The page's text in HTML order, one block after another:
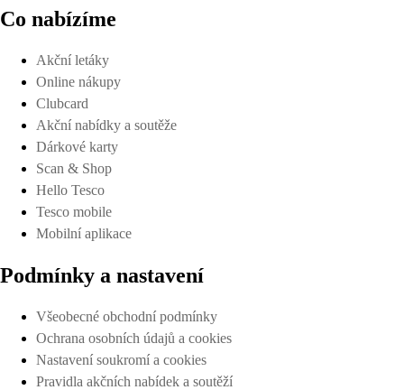
Co nabízíme
Akční letáky
Online nákupy
Clubcard
Akční nabídky a soutěže
Dárkové karty
Scan & Shop
Hello Tesco
Tesco mobile
Mobilní aplikace
Podmínky a nastavení
Všeobecné obchodní podmínky
Ochrana osobních údajů a cookies
Nastavení soukromí a cookies
Pravidla akčních nabídek a soutěží